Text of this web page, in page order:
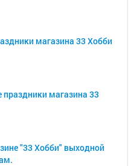
магазина 33 Хобби
магазина 33
"33 Хобби" выходной